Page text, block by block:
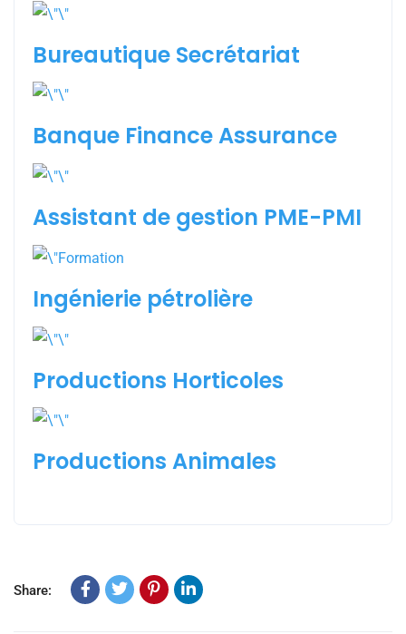
Bureautique Secrétariat
Banque Finance Assurance
Assistant de gestion PME-PMI
Ingénierie pétrolière
Productions Horticoles
Productions Animales
Share: